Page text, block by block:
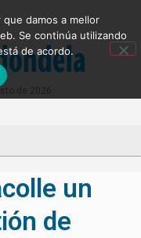
un
de
damos a mellor
Se continúa utilizando
de acordo.